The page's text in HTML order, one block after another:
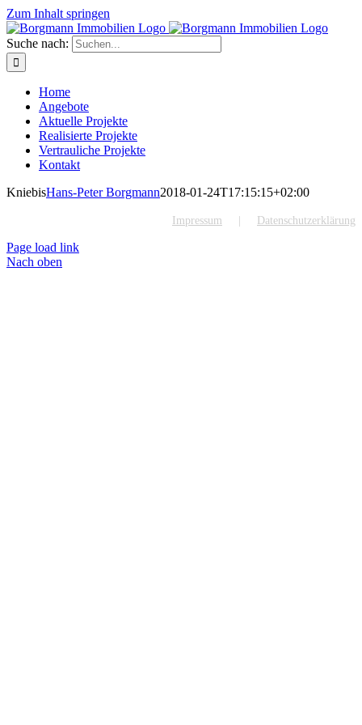
Zum Inhalt springen
Suche nach:
Home
Angebote
Aktuelle Projekte
Realisierte Projekte
Vertrauliche Projekte
Kontakt
KniebisHans-Peter Borgmann2018-01-24T17:15:15+02:00
Impressum Datenschutzerklärung
Page load link
Nach oben